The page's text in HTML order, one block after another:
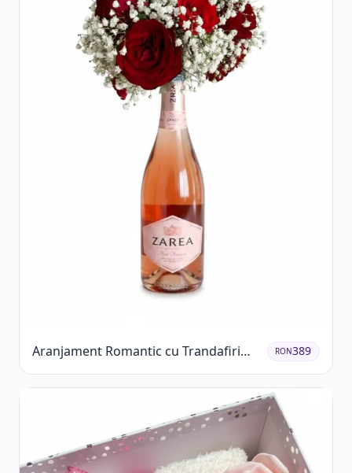
Aranjament Romantic cu Trandafiri
Roșii și Șampanie rose
RON389